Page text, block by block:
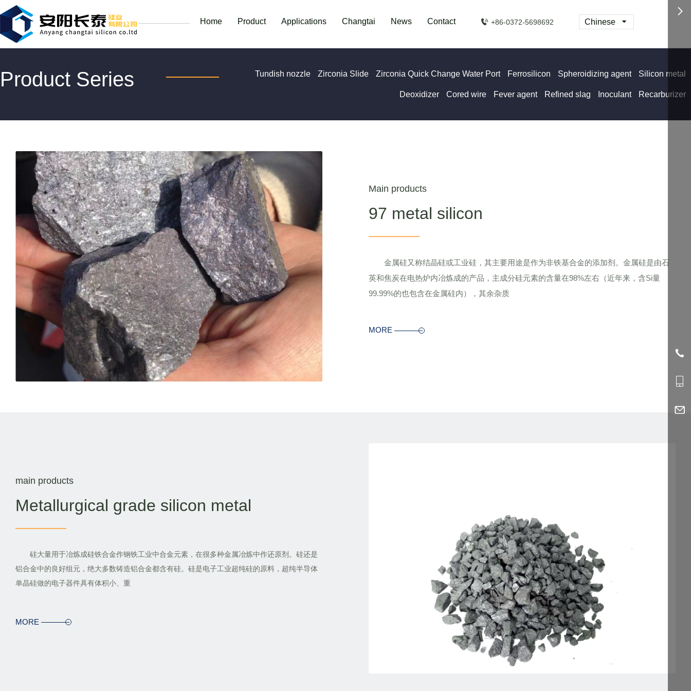
Home Product Applications Changtai News Contact +86-0372-5698692 Chinese
Product Series Tundish nozzle Zirconia Slide Zirconia Quick Change Water Port Ferrosilicon Spheroidizing agent Silicon metal
Deoxidizer Cored wire Fever agent Refined slag Inoculant Recarburizer
Main products
97 metal silicon
金属硅又称结晶硅或工业硅，其主要用途是作为非铁基合金的添加剂。金属硅是由石
英和焦炭在电热炉内冶炼成的产品，主成分硅元素的含量在98%左右（近年来，含Si量
99.99%的也包含在金属硅内），其余杂质
MORE
main products
Metallurgical grade silicon metal
硅大量用于冶炼成硅铁合金作钢铁工业中合金元素，在很多种金属冶炼中作还原剂。硅还是
铝合金中的良好组元，绝大多数铸造铝合金都含有硅。硅是电子工业超纯硅的原料，超纯半导体
单晶硅做的电子器件具有体积小、重
MORE